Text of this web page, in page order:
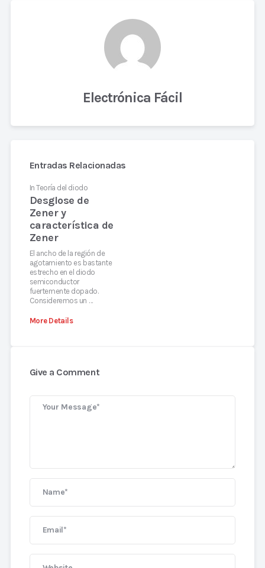
Electrónica Fácil
Entradas Relacionadas
InTeoría del diodo
Desglose de
Zener y
característica de
Zener
El ancho de la región de
agotamiento es bastante
estrecho en el diodo
semiconductor
fuertemente dopado.
Consideremos un …
More Details
Give a Comment